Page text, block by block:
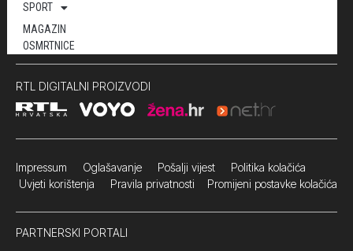
SPORT
MAGAZIN
OSMRTNICE
RTL DIGITALNI PROIZVODI
Impressum Oglašavanje Pošalji vijest Politika kolačića
Uvjeti korištenja Pravila privatnosti Promijeni postavke kolačića
PARTNERSKI PORTALI